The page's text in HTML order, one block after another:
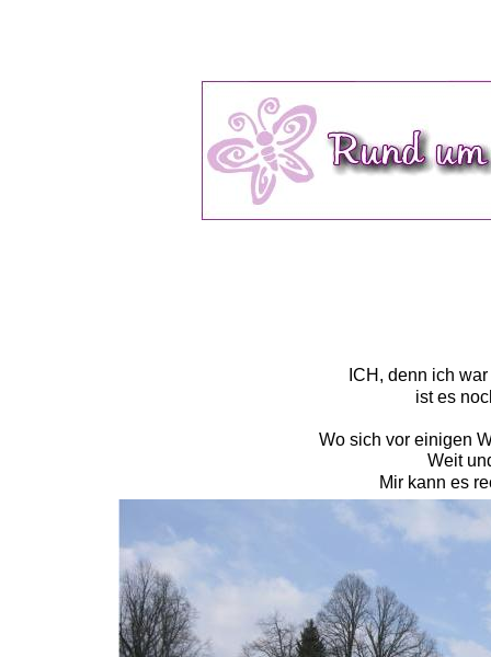
ICH, denn ich
ist es
Wo sich vor einigen
Weit
Mir kann es